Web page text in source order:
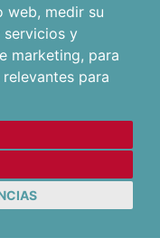
web, medir su
servicios y
marketing, para
para